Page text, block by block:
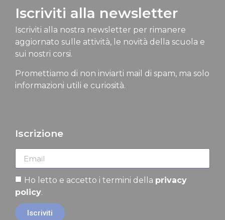
Iscriviti alla newsletter
Iscriviti alla nostra newsletter per rimanere
aggiornato sulle attività, le novità della scuola e
sui nostri corsi.
Promettiamo di non inviarti mail di spam, ma solo
informazioni utili e curiosità.
Iscrizione
Ho letto e accetto i termini della privacy
policy.
Iscriviti